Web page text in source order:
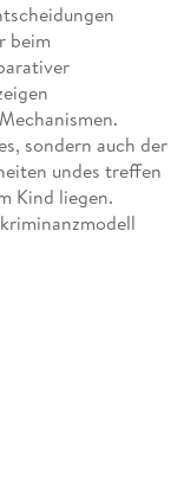
beim
sondern auch der
undes treffen
Kind liegen.
mit
sowie einer
Schule von